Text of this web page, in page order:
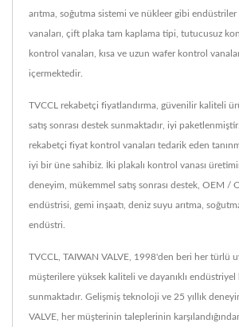
arıtma, soğutma sistemi ve nükleer gibi
vanaları, çift plaka tam kaplama tipi, tutucusuz
kontrol vanaları, kısa ve uzun wafer kontrol
içermektedir.
TVCCL rekabetçi fiyatlandırma, güvenilir kaliteli
satış sonrası destek sunmaktadır, iyi
rekabetçi fiyat kontrol vanaları tedarik eden
iyi bir üne sahibiz. İki plakalı kontrol vanası
deneyim, mükemmel satış sonrası destek, OEM /
endüstrisi, gemi inşaatı, deniz suyu arıtma,
endüstri.
TVCCL, TAIWAN VALVE, 1998'den beri her türlü
müşterilere yüksek kaliteli ve dayanıklı endüstriyel
sunmaktadır. Gelişmiş teknoloji ve 25 yıllık
VALVE, her müşterinin taleplerinin